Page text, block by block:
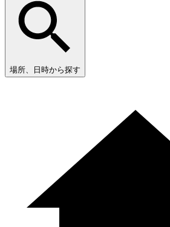
場所、日時から探す